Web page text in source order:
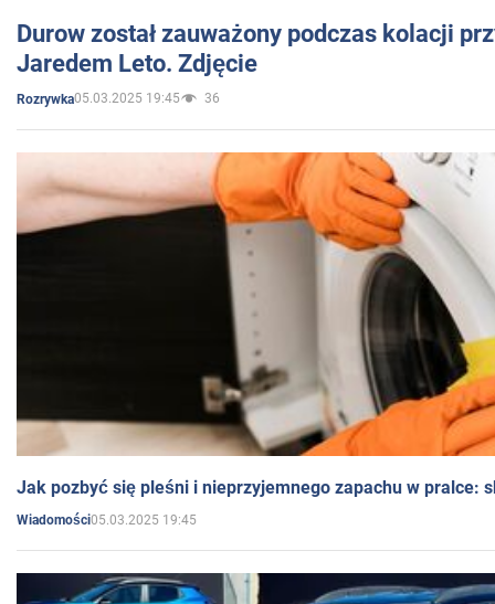
Durow został zauważony podczas kolacji
Jaredem Leto. Zdjęcie
Rozrywka05.03.2025 19:45 36
Jak pozbyć się pleśni i nieprzyjemnego zapachu w pralce:
Wiadomości05.03.2025 19:45